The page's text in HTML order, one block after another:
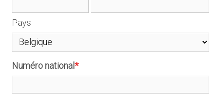
Pays
Numéro national*